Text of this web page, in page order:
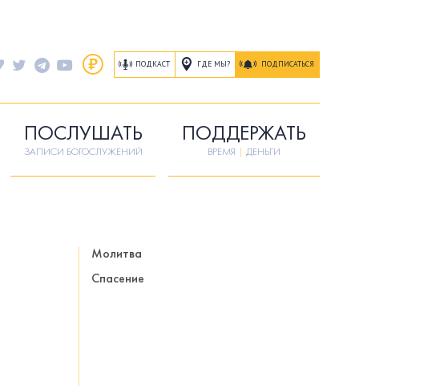
ПОДКАСТ ГДЕ МЫ? ПОДПИСАТЬСЯ
ПОСЛУШАТЬ
ЗАПИСИ БОГОСЛУЖЕНИЙ
ПОДДЕРЖАТЬ
ВРЕМЯ | ДЕНЬГИ
Молитва
Спасение